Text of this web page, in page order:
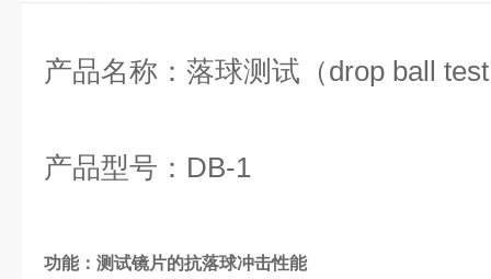
产品名称：落球测试（drop ball
产品型号：DB-1
功能：测试镜片的抗落球冲击性能